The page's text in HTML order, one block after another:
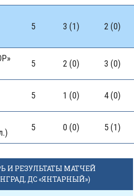
5 3 (1) 2 (0)
5 2 (0) 3 (0)
5 1 (0) 4 (0)
5 0 (0) 5 (1)
И РЕЗУЛЬТАТЫ МАТЧЕЙ
ДС «ЯНТАРНЫЙ»)